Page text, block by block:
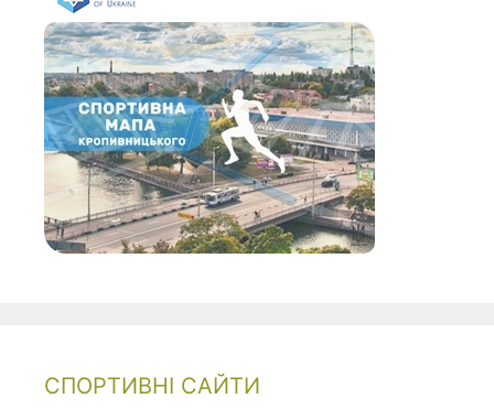
СПОРТИВНІ САЙТИ